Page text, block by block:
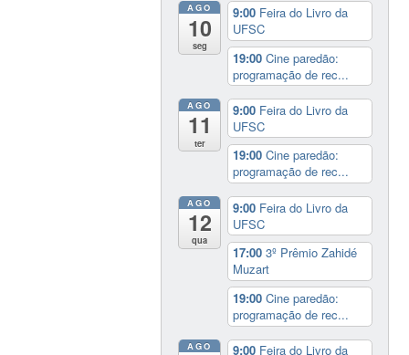
AGO
10
seg
9:00 Feira do Livro da
UFSC
19:00Cine paredão:
programação de rec...
AGO
11
ter
9:00 Feira do Livro da
UFSC
19:00Cine paredão:
programação de rec...
AGO
12
qua
9:00 Feira do Livro da
UFSC
17:003º Prêmio Zahidé
Muzart
19:00Cine paredão:
programação de rec...
AGO 9:00 Feira do Livro da